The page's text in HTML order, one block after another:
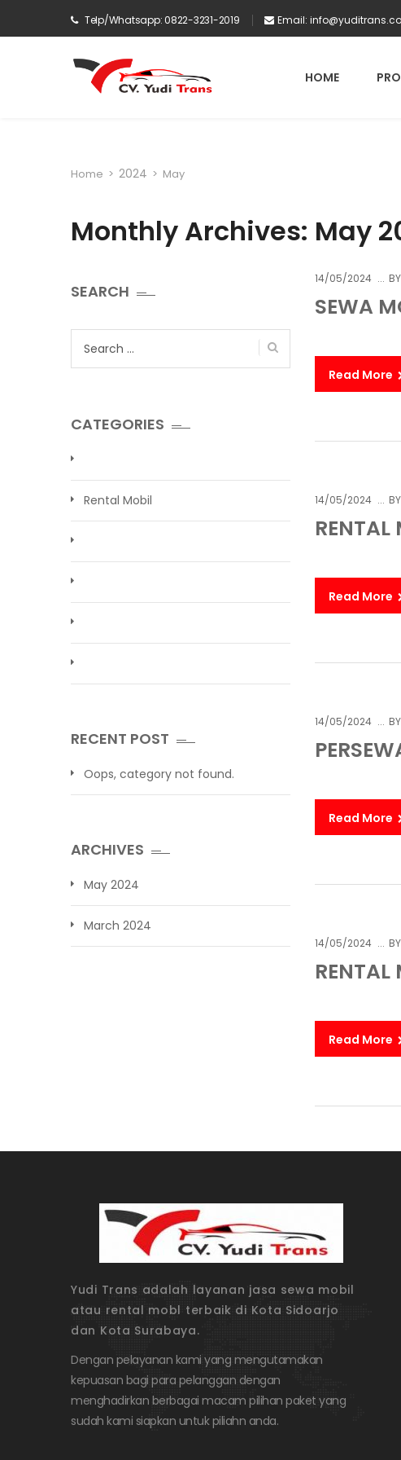
Telp/Whatsapp: 0822-3231-2019 Email:
HOME
Home > 2024 > May
Monthly Archives: May
14/05/2024 BY
SEWA
Read More
14/05/2024 BY
Read More
14/05/2024 BY
Read More
14/05/2024 BY
RENTAL
Read More
SEARCH
CATEGORIES
Rental Mobil
RECENT POST
Oops, category not found.
ARCHIVES
May 2024
March 2024
Yudi Trans adalah layanan jasa sewa mobil
atau rental mobl terbaik di Kota Sidoarjo
dan Kota Surabaya.
Dengan pelayanan kami yang mengutamakan
kepuasan bagi para pelanggan dengan
menghadirkan berbagai macam pilihan paket yang
sudah kami siapkan untuk piliahn anda.